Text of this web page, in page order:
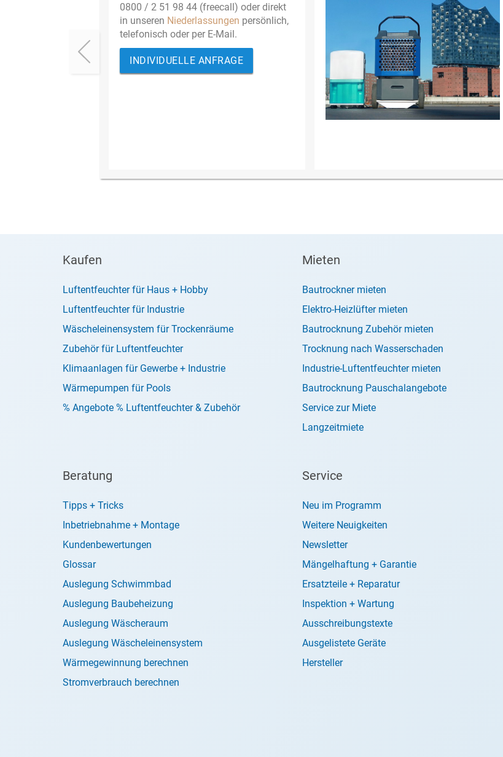
0800 / 2 51 98 44 (freecall) oder direkt
in unseren Niederlassungen persönlich,
telefonisch oder per E-Mail.
INDIVIDUELLE ANFRAGE
Kaufen
Luftentfeuchter für Haus + Hobby
Luftentfeuchter für Industrie
Wäscheleinensystem für Trockenräume
Zubehör für Luftentfeuchter
Klimaanlagen für Gewerbe + Industrie
Wärmepumpen für Pools
% Angebote % Luftentfeuchter & Zubehör
Mieten
Bautrockner mieten
Elektro-Heizlüfter mieten
Bautrocknung Zubehör mieten
Trocknung nach Wasserschaden
Industrie-Luftentfeuchter mieten
Bautrocknung Pauschalangebote
Service zur Miete
Langzeitmiete
Beratung
Tipps + Tricks
Inbetriebnahme + Montage
Kundenbewertungen
Glossar
Auslegung Schwimmbad
Auslegung Baubeheizung
Auslegung Wäscheraum
Auslegung Wäscheleinensystem
Wärmegewinnung berechnen
Stromverbrauch berechnen
Service
Neu im Programm
Weitere Neuigkeiten
Newsletter
Mängelhaftung + Garantie
Ersatzteile + Reparatur
Inspektion + Wartung
Ausschreibungstexte
Ausgelistete Geräte
Hersteller